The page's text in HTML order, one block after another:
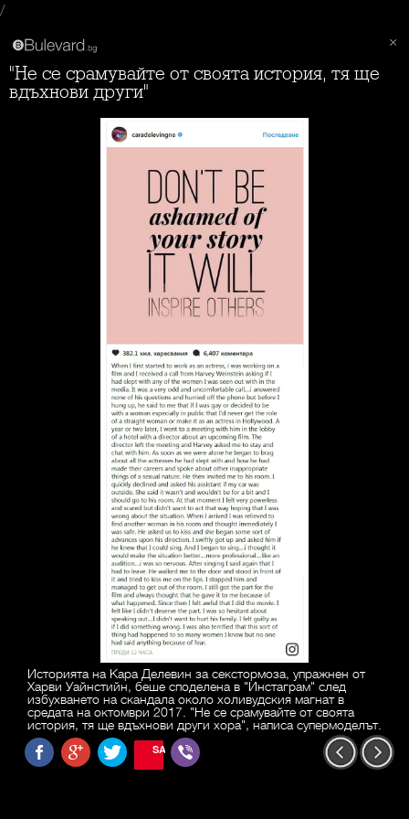
/
"Не се срамувайте от своята история, тя ще
вдъхнови други"
Историята на Кара Делевин за секстормоза, упражнен от
Харви Уайнстийн, беше споделена в "Инстаграм" след
избухването на скандала около холивудския магнат в
средата на октомври 2017. "Не се срамувайте от своята
история, тя ще вдъхнови други хора", написа супермоделът.
SAVE